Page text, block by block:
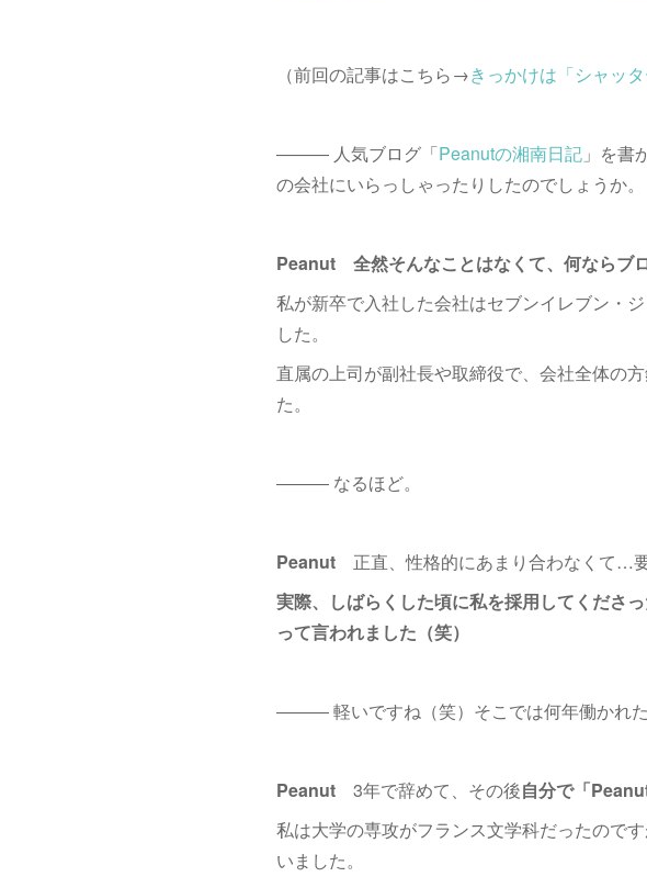
（前回の記事はこちら→きっかけは「シャッ
――― 人気ブログ「Peanutの湘南日記 」を書
の会社にいらっしゃったりしたのでしょうか。
Peanut 全然そんなことはなくて、何ならブ
私が新卒で入社した会社はセブンイレブン・
した。
直属の上司が副社長や取締役で、会社全体の
た。
――― なるほど。
Peanut 正直、性格的にあまり合わなくて…
実際、しばらくした頃に私を採用してくださ
って言われました（笑）
――― 軽いですね（笑）そこでは何年働かれた
Peanut 3年で辞めて、その後自分で「
私は大学の専攻がフランス文学科だったので
いました。